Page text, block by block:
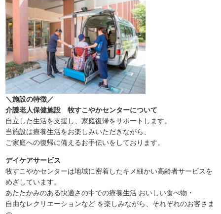
＼施設の特徴／
介護老人保健施設 牧すこやかセンターについて
自立した生活を支援し、家庭復帰をサポートします。
当施設は療養生活をお楽しみいただきながら、
ご家庭への復帰に備えるお手伝いをしております。
デイケアサービス
牧すこやかセンターは地域に密着したキメ細かい高齢者サービスを
めざしています。
あたたかみのある快適さの中での療養生活 おいしい食べ物・
自由なレクリエーションなど を楽しみながら、それぞれのお客さま